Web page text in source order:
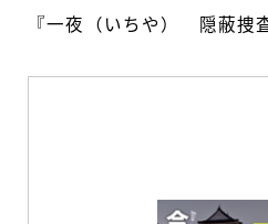
『一夜（いちや） 隠蔽捜